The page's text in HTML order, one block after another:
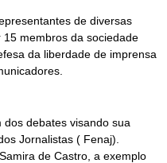
de diversas
membros da sociedade
da liberdade de imprensa
debates visando sua
Jornalistas ( Fenaj).
de Castro, a exemplo